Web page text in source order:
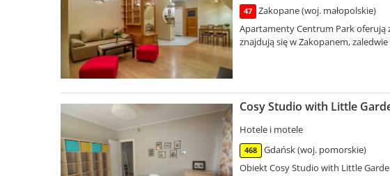
47
Zakopane (woj. małopolskie)
Apartamenty Centrum Park oferują
znajdują się w Zakopanem,
Cosy Studio with Little
Hotele i motele
468
Gdańsk (woj. pomorskie)
Obiekt Cosy Studio with Little